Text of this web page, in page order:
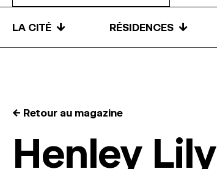
LA CITÉ ↓ RÉSIDENCES ↓
← Retour au magazine
Henley Lily